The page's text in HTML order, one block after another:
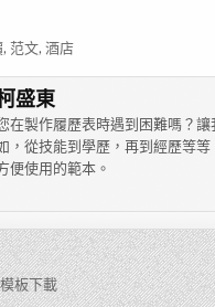
,范文,酒店
盛東
在製作履歷表時遇到困難嗎？
，從技能到學歷，再到經歷等
便使用的範本。
板下載